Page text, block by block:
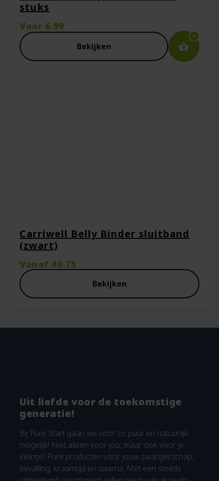
stuks
Voor 6.99
Bekijken
Carriwell Belly Binder sluitband
(zwart)
Vanaf 49.75
Bekijken
Uit liefde voor de toekomstige
generatie!
Bij Pure Start gaan we voor zo puur en natuurlijk
mogelijk! Niet alleen voor jou, maar ook voor je
kleintje! Pure producten voor jouw zwangerschap,
bevalling, kraamtijd en daarna. Met een steeds